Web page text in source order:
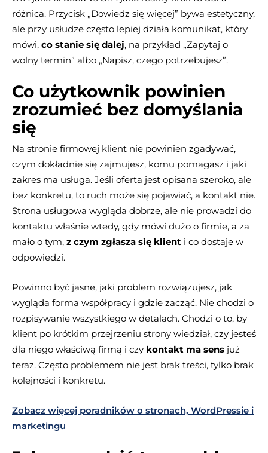
różnica. Przycisk „Dowiedz się więcej” bywa estetyczny,
ale przy usłudze często lepiej działa komunikat, który
mówi, co stanie się dalej, na przykład „Zapytaj o
wolny termin” albo „Napisz, czego potrzebujesz”.
Co użytkownik powinien
zrozumieć bez domyślania
się
Na stronie firmowej klient nie powinien zgadywać,
czym dokładnie się zajmujesz, komu pomagasz i jaki
zakres ma usługa. Jeśli oferta jest opisana szeroko, ale
bez konkretu, to ruch może się pojawiać, a kontakt nie.
Strona usługowa wygląda dobrze, ale nie prowadzi do
kontaktu właśnie wtedy, gdy mówi dużo o firmie, a za
mało o tym, z czym zgłasza się klient i co dostaje w
odpowiedzi.
Powinno być jasne, jaki problem rozwiązujesz, jak
wygląda forma współpracy i gdzie zacząć. Nie chodzi o
rozpisywanie wszystkiego w detalach. Chodzi o to, by
klient po krótkim przejrzeniu strony wiedział, czy jesteś
dla niego właściwą firmą i czy kontakt ma sens już
teraz. Często problemem nie jest brak treści, tylko brak
kolejności i konkretu.
Zobacz więcej poradników o stronach, WordPressie i
marketingu